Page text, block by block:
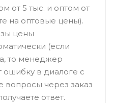
от 5 тыс. и оптом от
на оптовые цены).
цены
(если
то менеджер
ошибку в диалоге с
вопросы через заказ
ответ.